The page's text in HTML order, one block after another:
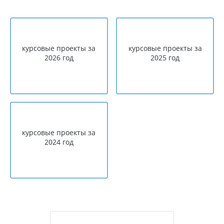
курсовые проекты за
2026 год
курсовые проекты за
2025 год
курсовые проекты за
2024 год